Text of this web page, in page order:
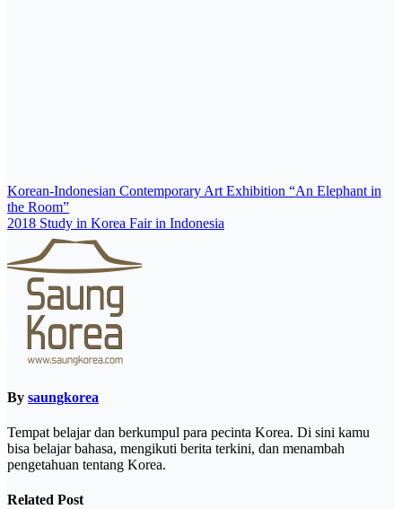
Post
navigation
Korean-Indonesian Contemporary Art Exhibition “An Elephant in
the Room”
2018 Study in Korea Fair in Indonesia
By saungkorea
Tempat belajar dan berkumpul para pecinta Korea. Di sini kamu
bisa belajar bahasa, mengikuti berita terkini, dan menambah
pengetahuan tentang Korea.
Related Post